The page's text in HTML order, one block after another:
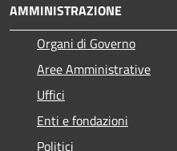
AMMINISTRAZIONE
Organi di Governo
Aree Amministrative
Uffici
Enti e fondazioni
Politici